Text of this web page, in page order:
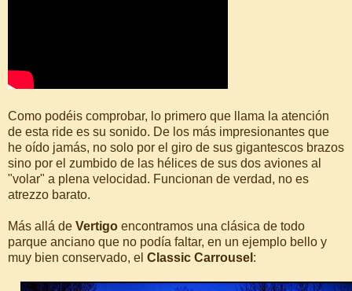
Como podéis comprobar, lo primero que llama la atención
de esta ride es su sonido. De los más impresionantes que
he oído jamás, no solo por el giro de sus gigantescos brazos
sino por el zumbido de las hélices de sus dos aviones al
"volar" a plena velocidad. Funcionan de verdad, no es
atrezzo barato.
Más allá de Vertigo encontramos una clásica de todo
parque anciano que no podía faltar, en un ejemplo bello y
muy bien conservado, el Classic Carrousel :